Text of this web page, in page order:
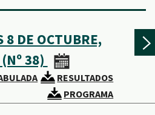
8 DE OCTUBRE,
38)
RESULTADOS
PROGRAMA